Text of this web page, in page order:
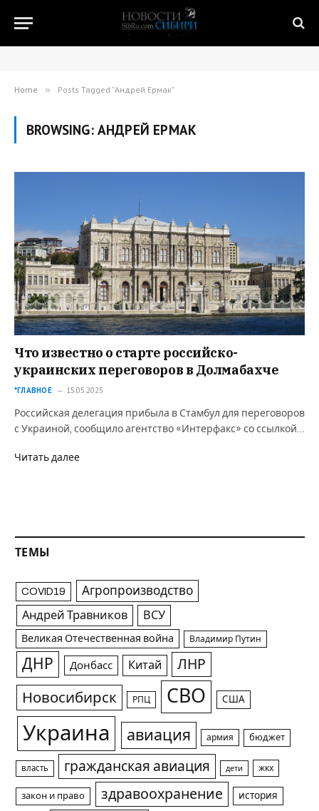
Home » Posts Tagged "Андрей Ермак"
BROWSING: АНДРЕЙ ЕРМАК
Что известно о старте российско-
украинских переговоров в Долмабахче
*ГЛАВНОЕ 15.05.2025
Российская делегация прибыла в Стамбул для переговоров
с Украиной, сообщило агентство «Интерфакс» со ссылкой…
Читать далее
ТЕМЫ
COVID19 Агропроизводство
Андрей Травников ВСУ
Великая Отечественная война Владимир Путин
ДНР Донбасс Китай ЛНР
Новосибирск РПЦ СВО США
Украина авиация армия бюджет
власть гражданская авиация дети жкх
закон и право здравоохранение история